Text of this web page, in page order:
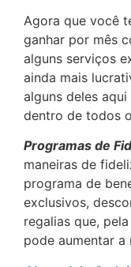
Agora que você
ganhar por mês
alguns serviços
ainda mais
alguns deles
dentro de todos
Programas de
maneiras de
programa de
exclusivos,
regalias que,
pode aumentar a